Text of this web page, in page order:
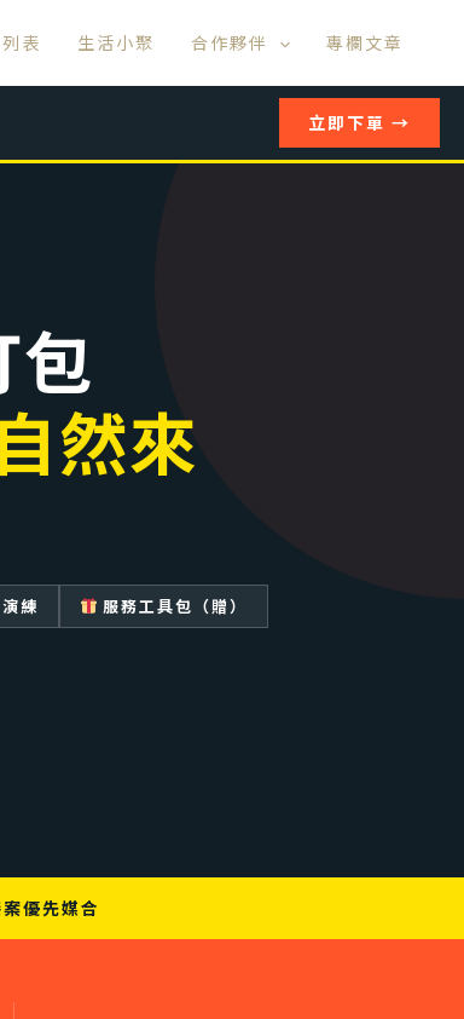
表 生活小聚 合作夥伴 專欄文章
立即下單 →
包
然來
練 服務工具包（贈）
優先媒合